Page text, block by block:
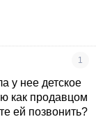
1
у нее детское
как продавцом
ей позвонить?